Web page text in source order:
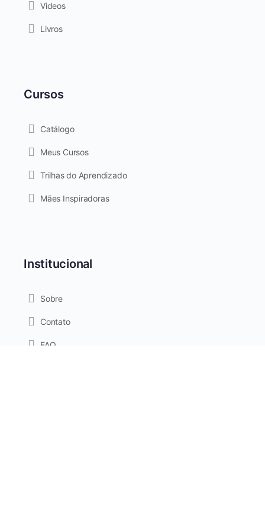
Videos
Livros
Cursos
Catálogo
Meus Cursos
Trilhas do Aprendizado
Mães Inspiradoras
Institucional
Sobre
Contato
FAQ